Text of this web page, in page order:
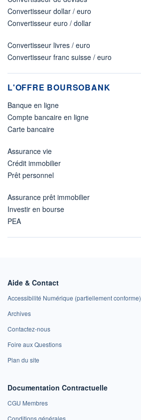
Convertisseur dollar / euro
Convertisseur euro / dollar
Convertisseur livres / euro
Convertisseur franc suisse / euro
L'OFFRE BOURSOBANK
Banque en ligne
Compte bancaire en ligne
Carte bancaire
Assurance vie
Crédit immobilier
Prêt personnel
Assurance prêt immobilier
Investir en bourse
PEA
Aide & Contact
Accessibilité Numérique (partiellement conforme)
Archives
Contactez-nous
Foire aux Questions
Plan du site
Documentation Contractuelle
CGU Membres
Conditions générales